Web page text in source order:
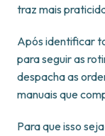
traz mais
Após identificar
para seguir as
despacha as
manuais que
Para que isso